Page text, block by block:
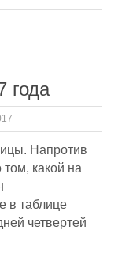
года
Напротив
какой на
в таблице
четвертей